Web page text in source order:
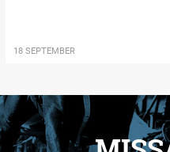
18 SEPTEMBER